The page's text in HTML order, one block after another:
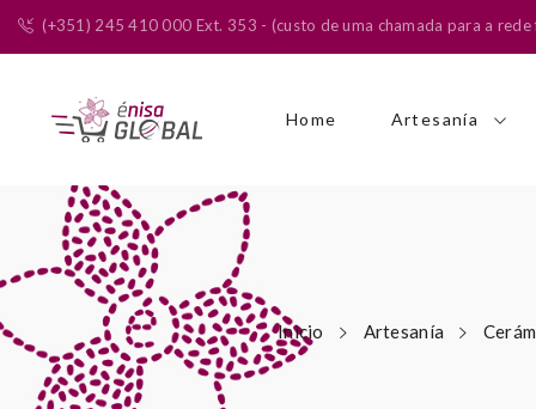
(+351) 245 410 000 Ext. 353 - (custo de uma chamada para a rede
Home Artesanía
Inicio Artesanía